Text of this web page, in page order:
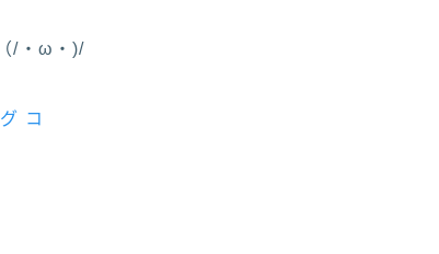
/・ω・)/